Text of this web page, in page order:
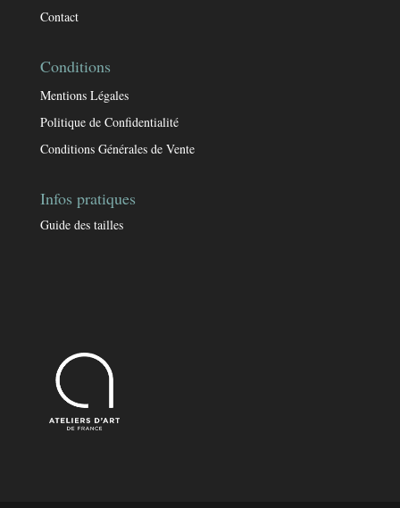
Contact
Conditions
Mentions Légales
Politique de Confidentialité
Conditions Générales de Vente
Infos pratiques
Guide des tailles